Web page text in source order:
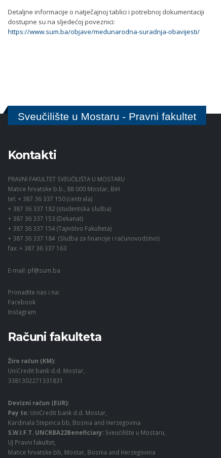
Detaljne informacije o natječajnoj tablici i potrebnoj dokumentaciji
dostupne su na sljedećoj poveznici:
https://www.sum.ba/objave/medunarodna-suradnja-obavijesti/
Sveučilište u Mostaru - Pravni fakultet
Kontakti
PRAVNI FAKULTET SVEUČILIŠTA U MOSTARU
Matice hrvatske b.b., 88 000 Mostar, BiH
tel: + 387 36 337 150 (centrala)
+ 387 36 337 182 (studentska služba)
+ 387 36 337 153 (Dekanat)
+ 387 36 337 154 (Tajništvo Fakulteta)
+ 387 36 337 184 (Služba za financije i računovodstvo)
fax: + 387 36 337 163
E-mail: pf@sum.ba
Pronađite nas i na:
Facebook
Instagram
Računi fakulteta
Žiro račun (KM):
UniCredit bank d.d. Mostar,
3381302271331831
Devizni račun (EUR):
Pay to: UniCredit bank d.d. Mostar,
Kardinala Stepinca bb, Bosnia and Herzegovina
S.W.I.F.T. UNCRBA22Beneficiary: Sveučilište u Mostaru,
UJ Pravni fakultet,
Matice hrvatske bb, Mostar, Bosnia and Herzegovina